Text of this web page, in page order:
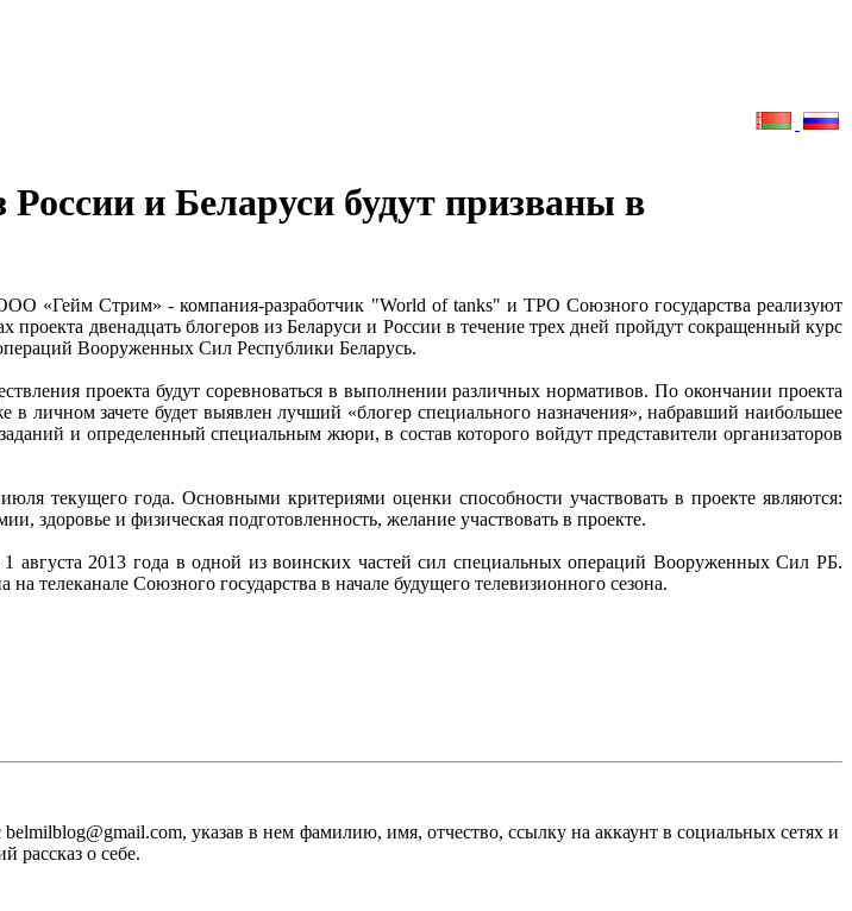
России и Беларуси будут призваны в
«Гейм Стрим» - компания-разработчик "World of tanks" и ТРО Союзного государства реализуют
двенадцать блогеров из Беларуси и России в течение трех дней пройдут сокращенный курс
Вооруженных Сил Республики Беларусь.
проекта будут соревноваться в выполнении различных нормативов. По окончании проекта
в личном зачете будет выявлен лучший «блогер специального назначения», набравший наибольшее
и определенный специальным жюри, в состав которого войдут представители организаторов
текущего года. Основными критериями оценки способности участвовать в проекте являются:
здоровье и физическая подготовленность, желание участвовать в проекте.
августа 2013 года в одной из воинских частей сил специальных операций Вооруженных Сил РБ.
на телеканале Союзного государства в начале будущего телевизионного сезона.
указав в нем фамилию, имя, отчество, ссылку на аккаунт в социальных сетях и
рассказ о себе.